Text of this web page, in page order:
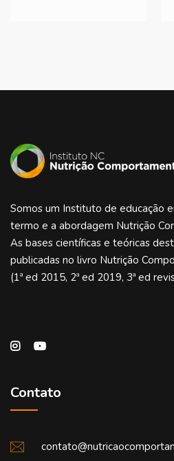
Somos um Instituto de educação
termo e a abordagem Nutrição
As bases científicas e teóricas
publicadas no livro Nutrição
(1ª ed 2015, 2ª ed 2019, 3ª ed
Contato